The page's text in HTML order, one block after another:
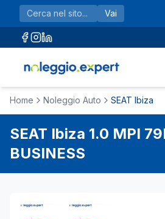
Vai al contenuto principale
Vai
Home Noleggio Auto SEAT Ibiza
SEAT Ibiza 1.0 MPI
BUSINESS